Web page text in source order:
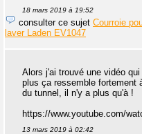
18 mars 2019 à 19:52
consulter ce sujet Courroie
laver Laden EV1047
Alors j'ai trouvé une vidéo
plus ça ressemble fortement
du tunnel, il n'y a plus qu'à !
https://www.youtube.com/
13 mars 2019 à 02:42